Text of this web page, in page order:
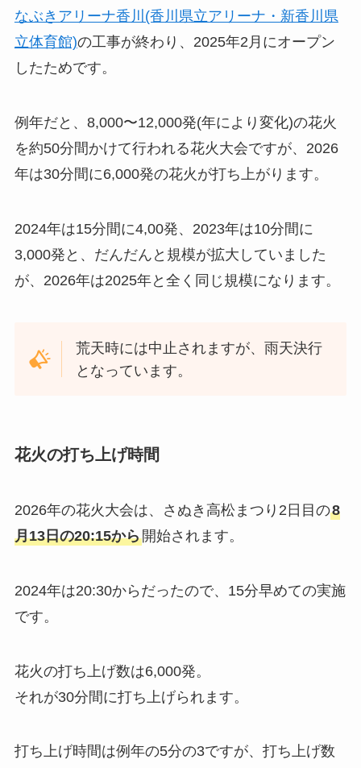
なぶきアリーナ香川(香川県立アリーナ・新香川県
立体育館)の工事が終わり、2025年2月にオープン
したためです。
例年だと、8,000〜12,000発(年により変化)の花火
を約50分間かけて行われる花火大会ですが、2026
年は30分間に6,000発の花火が打ち上がります。
2024年は15分間に4,00発、2023年は10分間に
3,000発と、だんだんと規模が拡大していました
が、2026年は2025年と全く同じ規模になります。
荒天時には中止されますが、雨天決行
となっています。
花火の打ち上げ時間
2026年の花火大会は、さぬき高松まつり2日目の8
月13日の20:15から開始されます。
2024年は20:30からだったので、15分早めての実施
です。
花火の打ち上げ数は6,000発。
それが30分間に打ち上げられます。
打ち上げ時間は例年の5分の3ですが、打ち上げ数